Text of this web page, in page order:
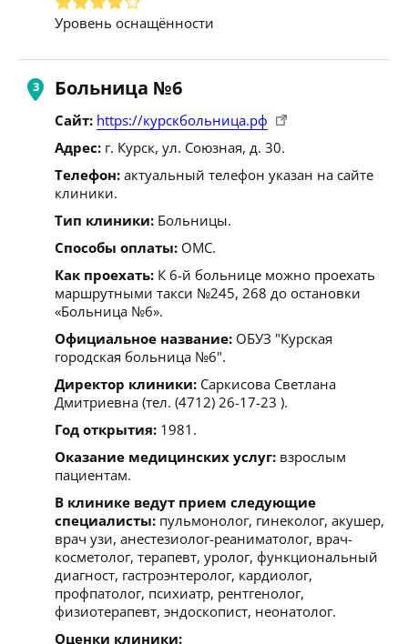
Уровень оснащённости
Больница №6
Сайт: https://курскбольница.рф
Адрес: г. Курск, ул. Союзная, д. 30.
Телефон: актуальный телефон указан на сайте
клиники.
Тип клиники: Больницы.
Способы оплаты: ОМС.
Как проехать: К 6-й больнице можно проехать
маршрутными такси №245, 268 до остановки
«Больница №6».
Официальное название: ОБУЗ "Курская
городская больница №6".
Директор клиники: Саркисова Светлана
Дмитриевна (тел. (4712) 26-17-23 ).
Год открытия: 1981.
Оказание медицинских услуг: взрослым
пациентам.
В клинике ведут прием следующие
специалисты: пульмонолог, гинеколог, акушер,
врач узи, анестезиолог-реаниматолог, врач-
косметолог, терапевт, уролог, функциональный
диагност, гастроэнтеролог, кардиолог,
профпатолог, психиатр, рентгенолог,
физиотерапевт, эндоскопист, неонатолог.
Оценки клиники: